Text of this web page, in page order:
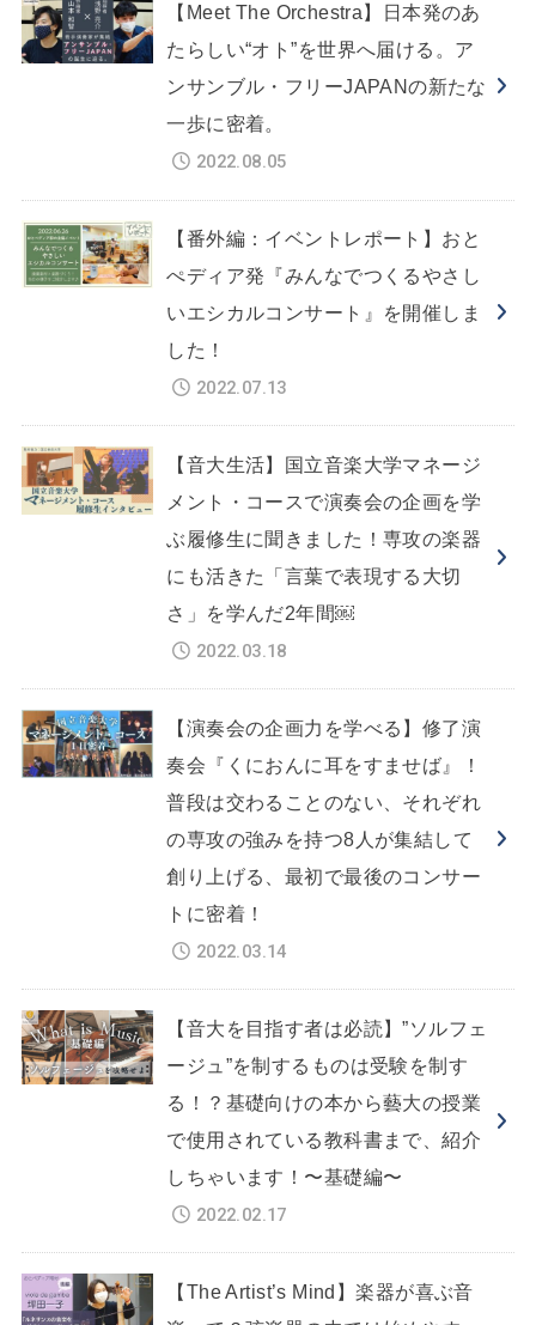
【Meet The Orchestra】日本発のあ
たらしい“オト”を世界へ届ける。ア
ンサンブル・フリーJAPANの新たな
一歩に密着。
2022.08.05
【番外編：イベントレポート】おと
ぺディア発『みんなでつくるやさし
いエシカルコンサート』を開催しま
した！
2022.07.13
【音大生活】国立音楽大学マネージ
メント・コースで演奏会の企画を学
ぶ履修生に聞きました！専攻の楽器
にも活きた「言葉で表現する大切
さ」を学んだ2年間￼
2022.03.18
【演奏会の企画力を学べる】修了演
奏会『くにおんに耳をすませば』！
普段は交わることのない、それぞれ
の専攻の強みを持つ8人が集結して
創り上げる、最初で最後のコンサー
トに密着！
2022.03.14
【音大を目指す者は必読】”ソルフェ
ージュ”を制するものは受験を制す
る！？基礎向けの本から藝大の授業
で使用されている教科書まで、紹介
しちゃいます！〜基礎編〜
2022.02.17
【The Artist’s Mind】楽器が喜ぶ音